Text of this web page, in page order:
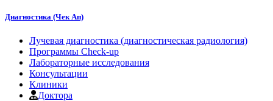
Диагностика (Чек Ап)
Лучевая диагностика (диагностическая радиология)
Программы Check-up
Лабораторные исследования
Консультации
Клиники
Доктора